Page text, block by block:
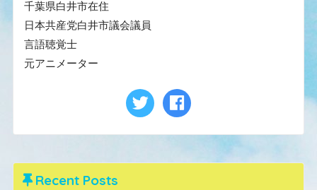
千葉県白井市在住
日本共産党白井市議会議員
言語聴覚士
元アニメーター
Recent Posts